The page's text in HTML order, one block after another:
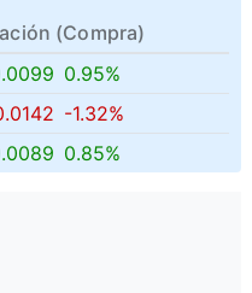
(Compra)
0.95%
-1.32%
0.85%